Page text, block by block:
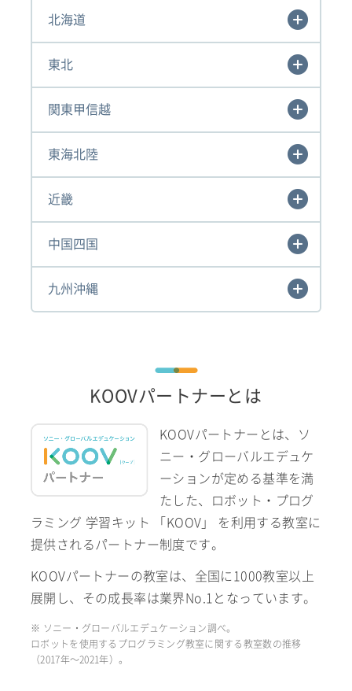
北海道
東北
関東甲信越
東海北陸
近畿
中国四国
九州沖縄
KOOVパートナーとは
KOOVパートナーとは、ソ
ニー・グローバルエデュケ
ーションが定める基準を満
たした、ロボット・プログ
ラミング 学習キット 「KOOV」 を利用する教室に
提供されるパートナー制度です。
KOOVパートナーの教室は、全国に1000教室以上
展開し、その成長率は業界No.1となっています。
※ ソニー・グローバルエデュケーション調べ。
ロボットを使用するプログラミング教室に関する教室数の推移
（2017年〜2021年）。